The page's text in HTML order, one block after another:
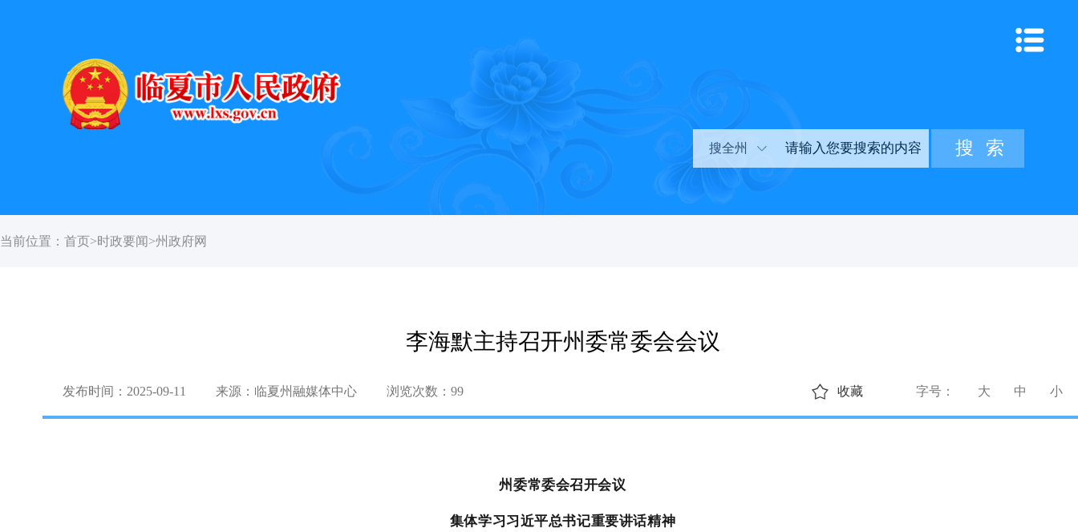
搜全州
当前位置： 首页>时政要闻 >州政府网
李海默主持召开州委常委会会议
发布时间：2025-09-11 来源：临夏州融媒体中心 浏览次数： 99 字号： 大 中 小
收藏
州委常委会召开会议
集体学习习近平总书记重要讲话精神